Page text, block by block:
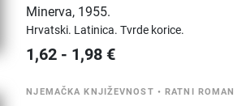
Minerva, 1955.
Hrvatski. Latinica.Tvrde korice.
1,62 - 1,98 €
NJEMAČKA KNJIŽEVNOST • RATNI ROMAN